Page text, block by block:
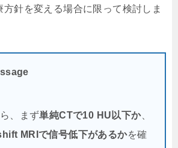
方針を変える場合に限って検討しま
、まず単純CTで10 HU以下か、
MRIで信号低下があるかを確